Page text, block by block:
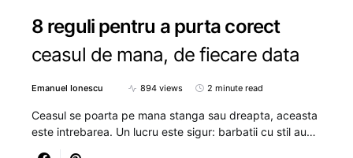
8 reguli pentru a purta corect
ceasul de mana, de fiecare data
Emanuel Ionescu 894 views 2 minute read
Ceasul se poarta pe mana stanga sau dreapta, aceasta
este intrebarea. Un lucru este sigur: barbatii cu stil au…